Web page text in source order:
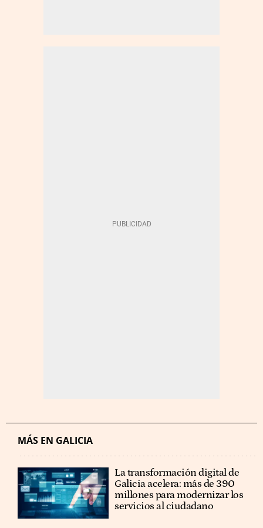
MÁS EN GALICIA
La transformación digital de
Galicia acelera: más de 390
millones para modernizar los
servicios al ciudadano